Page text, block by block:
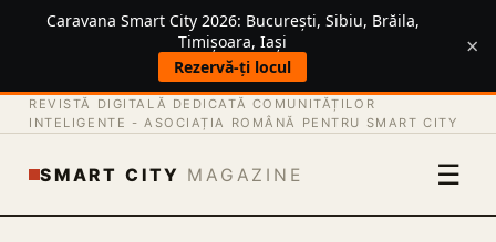
Caravana Smart City 2026: București, Sibiu, Brăila,
Timișoara, Iași
Rezervă-ți locul
×
REVISTĂ DIGITALĂ DEDICATĂ COMUNITĂȚILOR
INTELIGENTE - ASOCIAȚIA ROMÂNĂ PENTRU SMART CITY
SMART CITY MAGAZINE ☰